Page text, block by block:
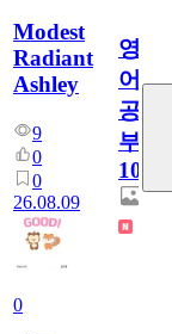
Modest
Radiant
Ashley
9
0
0
26.08.09
0
영
어
공
부
100